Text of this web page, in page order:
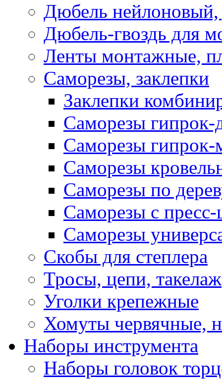
Дюбель нейлоновый,
Дюбель-гвоздь для
Ленты монтажные,
Саморезы, заклепки
Заклепки
Саморезы гипрок-
Саморезы гипрок-
Саморезы
Саморезы по
Саморезы с
Саморезы
Скобы для степлера
Тросы, цепи, такелаж
Уголки крепежные
Хомуты червячные,
Наборы инструмента
Наборы головок